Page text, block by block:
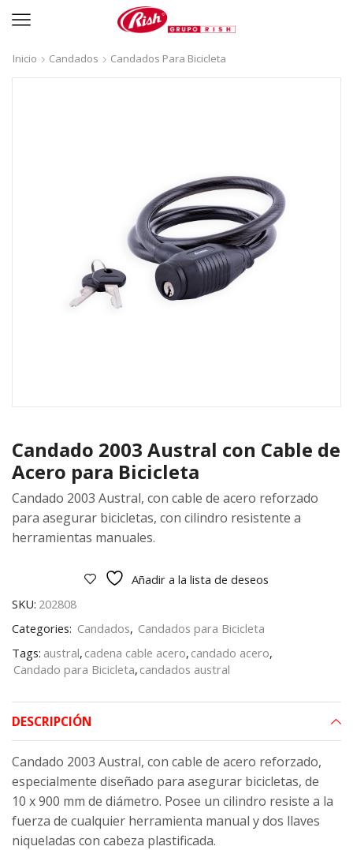
Inicio Candados Candados Para Bicicleta
Candado 2003 Austral con Cable de
Acero para Bicicleta
Candado 2003 Austral, con cable de acero reforzado
para asegurar bicicletas, con cilindro resistente a
herramientas manuales.
Añadir a la lista de deseos
SKU: 202808
Categories: Candados, Candados para Bicicleta
Tags: austral, cadena cable acero, candado acero,
Candado para Bicicleta, candados austral
DESCRIPCIÓN
Candado 2003 Austral, con cable de acero reforzado,
especialmente diseñado para asegurar bicicletas, de
10 x 900 mm de diámetro. Posee un cilindro resiste a la
fuerza de cualquier herramienta manual y dos llaves
niqueladas con cabeza plastificada.